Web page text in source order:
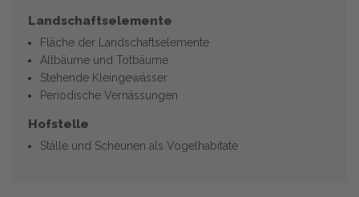
Landschaftselemente
Fläche der Landschaftselemente
Altbäume und Totbäume
Stehende Kleingewässer
Periodische Vernässungen
Hofstelle
Ställe und Scheunen als Vogelhabitate